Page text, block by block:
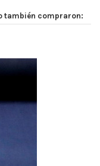
también compraron: